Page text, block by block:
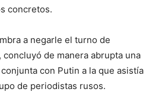
concretos.
a negarle el turno de
concluyó de manera abrupta una
con Putin a la que asistía
de periodistas rusos.